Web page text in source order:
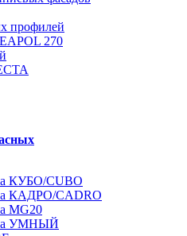
профилей
270
КУБО/CUBO
КАДРО/CADRO
MG20
УМНЫЙ